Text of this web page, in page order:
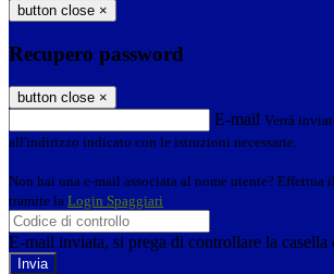
button close ×
Recupero password
button close ×
E-mail Verrà
all'indirizzo indicato con le istruzioni necessarie.
Non hai una e-mail associata al nome utente? Effettua
tramite la Login Spaggiari
E-mail inviata, si prega di controllare la casella